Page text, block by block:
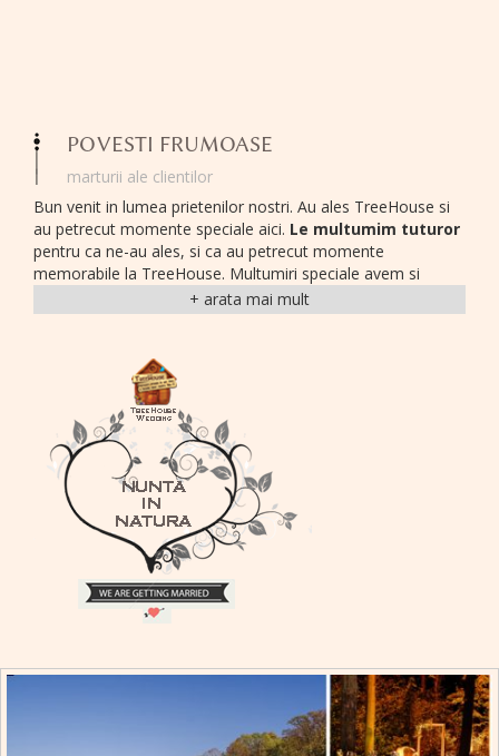
POVESTI FRUMOASE
marturii ale clientilor
Bun venit in lumea prietenilor nostri. Au ales TreeHouse si
au petrecut momente speciale aici. Le multumim tuturor
pentru ca ne-au ales, si ca au petrecut momente
memorabile la TreeHouse. Multumiri speciale avem si
pentru cei care in ciuda tumultului vietii corporatiste si-au
gasit putin timp pentru a ne trimite cateva fotografii si
Am gazuit cu bucurie multe evenimente de companie; am
observat echipe care s-au distrat si s-au simtit bine,
obiective indeplinite, companii care au realizat evenimente
memorabile si care au revenit cu placere in
evenimente corporate TreeHouse
companii in mijlocul naturii.